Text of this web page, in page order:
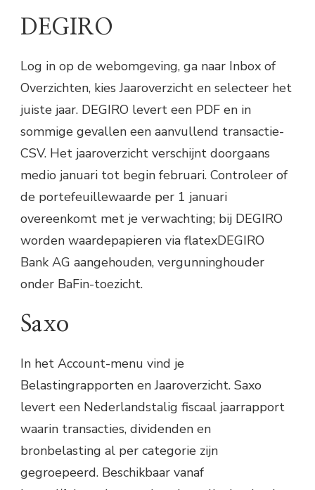
DEGIRO
Log in op de webomgeving, ga naar Inbox of
Overzichten, kies Jaaroverzicht en selecteer het
juiste jaar. DEGIRO levert een PDF en in
sommige gevallen een aanvullend transactie-
CSV. Het jaaroverzicht verschijnt doorgaans
medio januari tot begin februari. Controleer of
de portefeuillewaarde per 1 januari
overeenkomt met je verwachting; bij DEGIRO
worden waardepapieren via flatexDEGIRO
Bank AG aangehouden, vergunninghouder
onder BaFin-toezicht.
Saxo
In het Account-menu vind je
Belastingrapporten en Jaaroverzicht. Saxo
levert een Nederlandstalig fiscaal jaarrapport
waarin transacties, dividenden en
bronbelasting al per categorie zijn
gegroepeerd. Beschikbaar vanaf